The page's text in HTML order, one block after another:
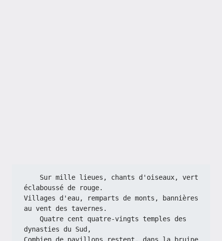
éclaboussé de rouge.
Villages d'eau, remparts de monts, bannières
au vent des tavernes.
dynasties du Sud,